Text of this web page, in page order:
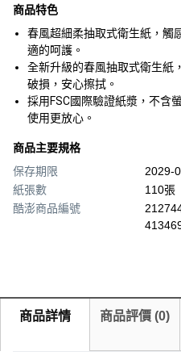
商品特色
春風超細柔抽取式衛生紙，觸
適的呵護。
全新升級的春風抽取式衛生紙
破損，安心擦拭。
採用FSC國際驗證紙漿，不含
使用更放心。
商品主要規格
保存期限
2029-
紙張數
110張
酷澎商品編號
商品詳情 商品評價 (0)